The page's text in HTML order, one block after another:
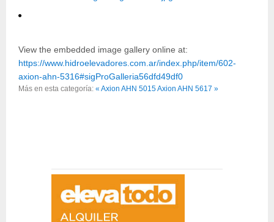
View the embedded image gallery online at:
https://www.hidroelevadores.com.ar/index.php/item/602-
axion-ahn-5316#sigProGalleria56dfd49df0
Más en esta categoría: « Axion AHN 5015Axion AHN 5617 »